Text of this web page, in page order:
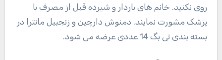
روی نکنید. خانم های باردار و شیرده قبل از مصرف با
پزشک مشورت نمایند. دمنوش دارچین و زنجبیل مانترا در
بسته بندی تی بگ 14 عددی عرضه می شود.